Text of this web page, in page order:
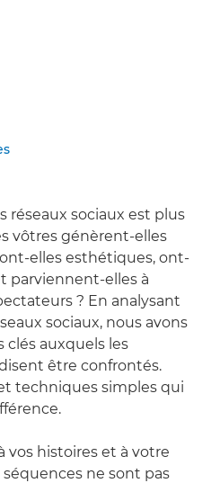
réseaux sociaux est plus
vôtres génèrent-elles
elles esthétiques, ont-
parviennent-elles à
? En analysant
sociaux, nous avons
auxquels les
être confrontés.
techniques simples qui
vos histoires et à votre
ne sont pas